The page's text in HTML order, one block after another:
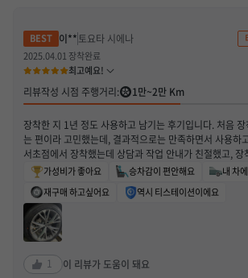
하게 기다릴 수 있었습니다. 얼라인먼트도 실제로 틀어져
받을 수 있었어요. 장착 후 직접 운행해보니 정숙성이 확실
느껴지던 꿀렁거림도 많이 줄어들어서 만족도가 높았습
000km 이내 주행 중 과실로 타이어가 손상돼도 무료 교
정말 만족스러웠어요. 첫 타이어 교체였는데 티스테이션
올라갔고, 앞으로도 계속 이용할 생각입니다.
이**토요타 시에나
2025.04.01 장착완료
최고예요!
리뷰작성 시점 주행거리: 1만~2만 Km
장착한 지 1년 정도 사용하고 남기는 후기입니다. 처음
는 편이라 고민했는데, 결과적으로는 만족하면서 사용하
서초점에서 장착했는데 상담과 작업 안내가 친절했고,
인상이 좋았습니다. 주행은 주로 도심 위주이고 간간이 고
전체적으로 가장 만족한 부분은 정숙성과 안정감입니다.
소음이 줄어든 느낌이 있었고, 특히 속도가 올라가도 차가
운전이 편했습니다. 급하게 차선 변경하거나 코너를 돌 때
는 느낌은 거의 없었고, SUV 특성상 약간 둔하게 느껴질
안정적으로 잡아주는 편이었습니다. 승차감도 무난하게
좋지 않은 구간에서는 충격이 아예 없는 건 아니지만, 전
해주는 느낌이라 장거리 운전 피로감이 이전보다 덜했습
가성비가 좋아요 승차감이 편안해요
내 차
재구매 하고싶어요
역시 티스테이션이에요
1 이 리뷰가 도움이 돼요